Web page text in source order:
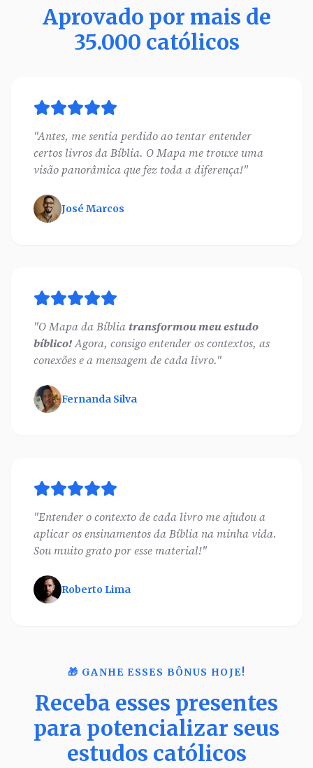
Aprovado por mais de
35.000 católicos
"Antes, me sentia perdido ao tentar entender
certos livros da Bíblia. O Mapa me trouxe uma
visão panorâmica que fez toda a diferença!"
José Marcos
"O Mapa da Bíblia transformou meu estudo
bíblico!Agora, consigo entender os contextos, as
conexões e a mensagem de cada livro."
Fernanda Silva
"Entender o contexto de cada livro me ajudou a
aplicar os ensinamentos da Bíblia na minha vida.
Sou muito grato por esse material!"
Roberto Lima
🎁 GANHE ESSES BÔNUS HOJE!
Receba esses presentes
para potencializar seus
estudos católicos